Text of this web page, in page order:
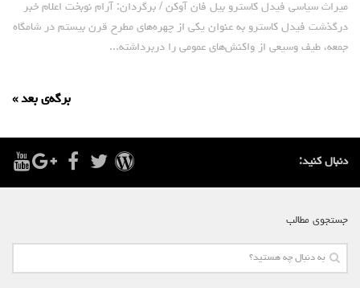
میراث سیاسی فیدل کاسترو بیل فان آوکن / برگردان: آرام نوبخت اعلام خبر
درگذشت فیدل کاسترو به عنوان یکی از چهره‌های مطرح قرن بیستم در شامگاه
جمعه، طیف وسیعی از واکنش‌های عمومی را دربرداشته...
برگه‌ی بعد »
دنبال کنید:
جستجوی مطالب